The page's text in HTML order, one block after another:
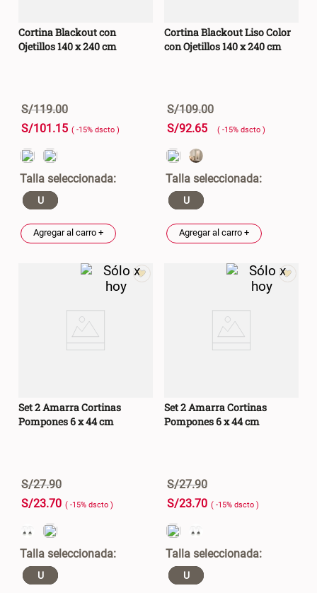
Cortina Blackout con
Ojetillos 140 x 240 cm
S/119.00
S/101.15 ( -15% dscto )
U
Agregar al carro +
Cortina Blackout Liso Color
con Ojetillos 140 x 240 cm
S/109.00
S/92.65 ( -15% dscto )
U
Agregar al carro +
Set 2 Amarra Cortinas
Pompones 6 x 44 cm
S/27.90
S/23.70 ( -15% dscto )
U
Set 2 Amarra Cortinas
Pompones 6 x 44 cm
S/27.90
S/23.70 ( -15% dscto )
U